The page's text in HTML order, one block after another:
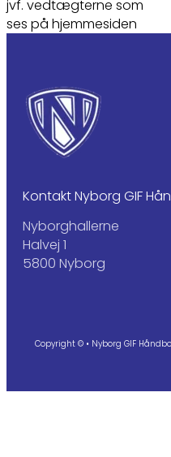
jvf. vedtægterne som
ses på hjemmesiden
Kontakt Nyborg GIF
Nyborghallerne
Halvej 1
5800 Nyborg
Copyright © • Nyborg GIF